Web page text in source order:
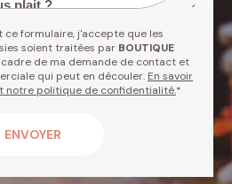
ce formulaire, j'accepte que les
soient traitées par BOUTIQUE
cadre de ma demande de contact et
qui peut en découler. En savoir
notre politique de confidentialité.*